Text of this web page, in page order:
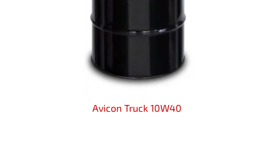
Avicon Truck 10W40